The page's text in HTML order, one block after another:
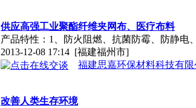
供应高强工业聚酯纤维夹网布、医疗布料
产品特性：1、防火阻燃、抗菌防霉、防静电
2013-12-08 17:14 [福建福州市]
福建思嘉环保材料科技有限
改善人类生存环境